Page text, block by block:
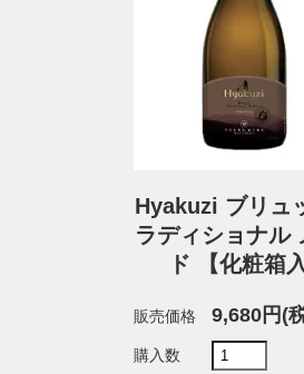
Hyakuzi ブリュ
ラディショナル
ド 【化粧箱入
販売価格 9,680円(
購入数